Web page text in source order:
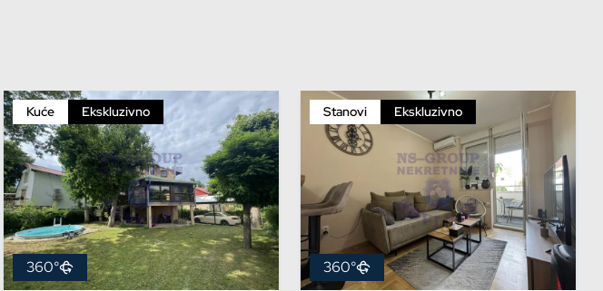
Kuće Ekskluzivno
360°
Stanovi Ekskluzivno
360°